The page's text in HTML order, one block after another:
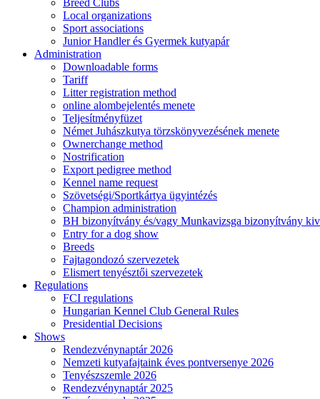
Breed Clubs
Local organizations
Sport associations
Junior Handler és Gyermek kutyapár
Administration
Downloadable forms
Tariff
Litter registration method
online alombejelentés menete
Teljesítményfüzet
Német Juhászkutya törzskönyvezésének menete
Ownerchange method
Nostrification
Export pedigree method
Kennel name request
Szövetségi/Sportkártya ügyintézés
Champion administration
BH bizonyítvány és/vagy Munkavizsga bizonyítvány
Entry for a dog show
Breeds
Fajtagondozó szervezetek
Elismert tenyésztői szervezetek
Regulations
FCI regulations
Hungarian Kennel Club General Rules
Presidential Decisions
Shows
Rendezvénynaptár 2026
Nemzeti kutyafajtaink éves pontversenye 2026
Tenyészszemle 2026
Rendezvénynaptár 2025